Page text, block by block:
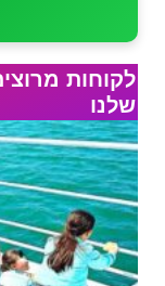
לקוחות
שלנו